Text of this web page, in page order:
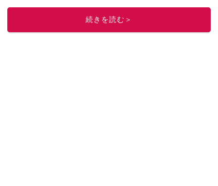
このイチオシストの他の記事を読む
続きを読む＞